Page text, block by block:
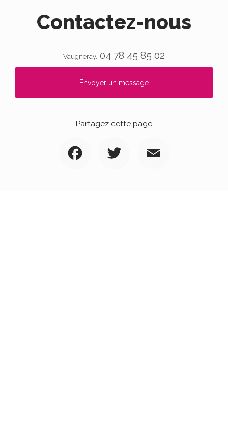
Contactez-nous
Vaugneray. 04 78 45 85 02
Envoyer un message
Partagez cette page